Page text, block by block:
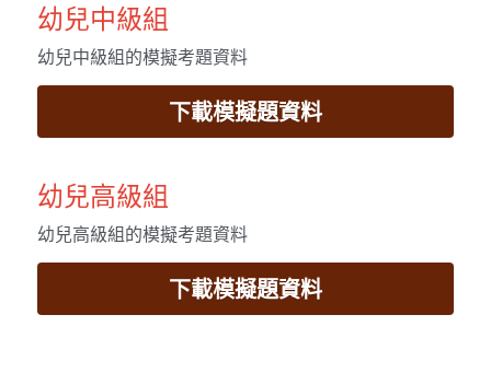
幼兒中級組
幼兒中級組的模擬考題資料
下載模擬題資料
幼兒高級組
幼兒高級組的模擬考題資料
下載模擬題資料